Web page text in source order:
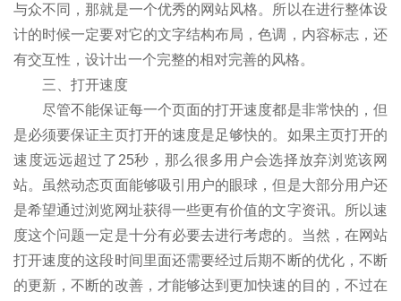
与众不同，那就是一个优秀的网站风格。所以在进行整体设
计的时候一定要对它的文字结构布局，色调，内容标志，还
有交互性，设计出一个完整的相对完善的风格。
三、打开速度
尽管不能保证每一个页面的打开速度都是非常快的，但
是必须要保证主页打开的速度是足够快的。如果主页打开的
速度远远超过了25秒，那么很多用户会选择放弃浏览该网
站。虽然动态页面能够吸引用户的眼球，但是大部分用户还
是希望通过浏览网址获得一些更有价值的文字资讯。所以速
度这个问题一定是十分有必要去进行考虑的。当然，在网站
打开速度的这段时间里面还需要经过后期不断的优化，不断
的更新，不断的改善，才能够达到更加快速的目的，不过在